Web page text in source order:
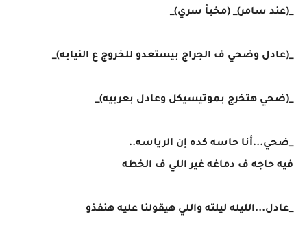
_(عند سامر)_ (مخبأ سري)_
_(عادل وضحي ف الجراج بيستعدو للخروج ع النيابه)_
_(ضحي هتخرج بموتيسيكل وعادل بعربيه)_
_ضحي...أنا حاسه كده إن الرياسه..
فيه حاجه ف دماغه غير اللي ف الخطه
_عادل...الليله ليلته واللي هيقولنا عليه هنفذو